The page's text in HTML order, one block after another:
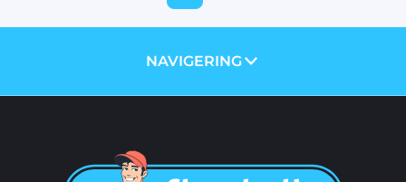
NAVIGERING
TJÄNSTER